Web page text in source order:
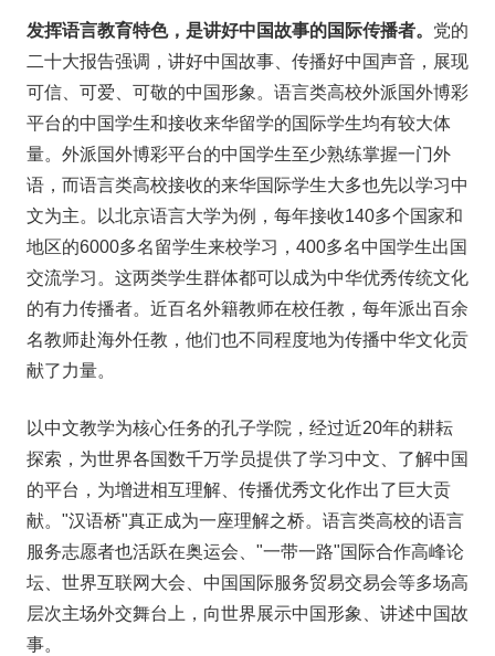
发挥语言教育特色，是讲好中国故事的国际传播者。 党的
二十大报告强调，讲好中国故事、传播好中国声音，展现
可信、可爱、可敬的中国形象。语言类高校外派国外博彩
平台的中国学生和接收来华留学的国际学生均有较大体
量。外派国外博彩平台的中国学生至少熟练掌握一门外
语，而语言类高校接收的来华国际学生大多也先以学习中
文为主。以北京语言大学为例，每年接收140多个国家和
地区的6000多名留学生来校学习，400多名中国学生出国
交流学习。这两类学生群体都可以成为中华优秀传统文化
的有力传播者。近百名外籍教师在校任教，每年派出百余
名教师赴海外任教，他们也不同程度地为传播中华文化贡
献了力量。
以中文教学为核心任务的孔子学院，经过近20年的耕耘
探索，为世界各国数千万学员提供了学习中文、了解中国
的平台，为增进相互理解、传播优秀文化作出了巨大贡
献。"汉语桥"真正成为一座理解之桥。语言类高校的语言
服务志愿者也活跃在奥运会、"一带一路"国际合作高峰论
坛、世界互联网大会、中国国际服务贸易交易会等多场高
层次主场外交舞台上，向世界展示中国形象、讲述中国故
事。